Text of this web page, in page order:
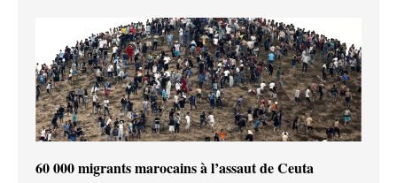
60 000 migrants marocains à l’assaut de Ceuta